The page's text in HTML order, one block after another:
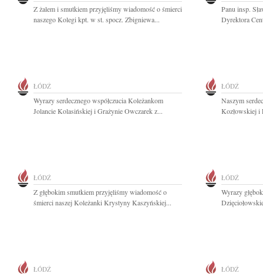
Z żalem i smutkiem przyjęliśmy wiadomość o śmierci
naszego Kolegi kpt. w st. spocz. Zbigniewa...
Panu insp.
Dyrektora
ŁÓDŹ
Wyrazy serdecznego współczucia Koleżankom
Jolancie Kolasińskiej i Grażynie Owczarek z...
ŁÓDŹ
Naszym
Kozłowskiej i
ŁÓDŹ
Z głębokim smutkiem przyjęliśmy wiadomość o
śmierci naszej Koleżanki Krystyny Kaszyńskiej...
ŁÓDŹ
Wyrazy
ŁÓDŹ ŁÓDŹ